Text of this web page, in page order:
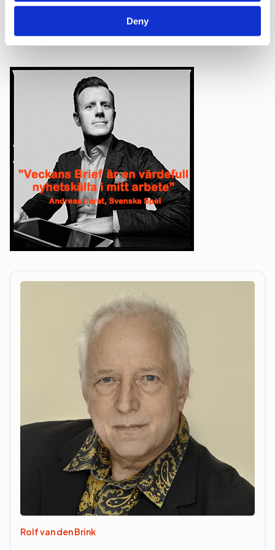
Deny
Affärer
Annons Debatt Pr Almedalen
Rolf van den Brink